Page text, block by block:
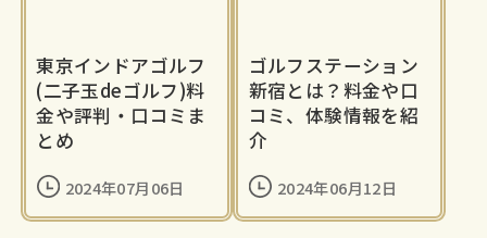
東京インドアゴルフ
(二子玉deゴルフ)料
金や評判・口コミま
とめ
2024年07月06日
ゴルフステーション
新宿とは？料金や口
コミ、体験情報を紹
介
2024年06月12日